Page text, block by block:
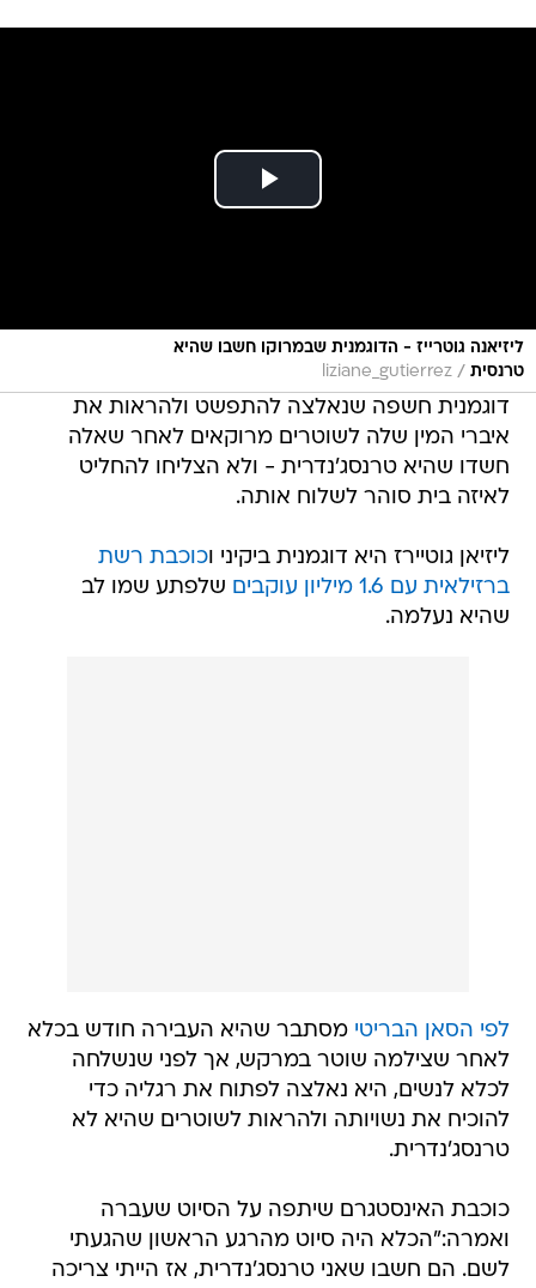
ליזיאנה גוטרייז - הדוגמנית שבמרוקו חשבו שהיא
טרנסית /
liziane_gutierrez
דוגמנית חשפה שנאלצה להתפשט ולהראות את
איברי המין שלה לשוטרים מרוקאים לאחר שאלה
חשדו שהיא טרנסג'נדרית - ולא הצליחו להחליט
לאיזה בית סוהר לשלוח אותה.
ליזיאן גוטיירז היא דוגמנית ביקיני וכוכבת רשת
ברזילאית עם 1.6 מיליון עוקבים
שלפתע שמו לב
שהיא נעלמה.
לפי הסאן הבריטי מסתבר שהיא העבירה חודש בכלא
לאחר שצילמה שוטר במרקש, אך לפני שנשלחה
לכלא לנשים, היא נאלצה לפתוח את רגליה כדי
להוכיח את נשויותה ולהראות לשוטרים שהיא לא
טרנסג'נדרית.
כוכבת האינסטגרם שיתפה על הסיוט שעברה
ואמרה:"הכלא היה סיוט מהרגע הראשון שהגעתי
לשם. הם חשבו שאני טרנסג'נדרית, אז הייתי צריכה